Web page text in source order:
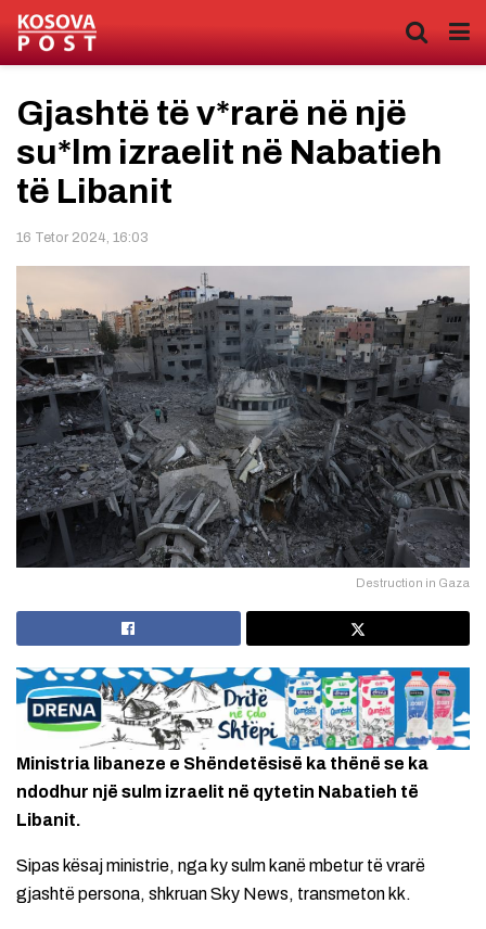
Gjashtë të v*rarë në një
su*lm izraelit në Nabatieh
të Libanit
16 Tetor 2024, 16:03
Destruction in Gaza
Ministria libaneze e Shëndetësisë ka thënë se ka
ndodhur një sulm izraelit në qytetin Nabatieh të
Libanit.
Sipas kësaj ministrie, nga ky sulm kanë mbetur të vrarë
gjashtë persona, shkruan Sky News, transmeton kk.